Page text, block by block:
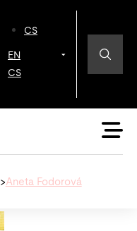
CS
EN
CS
>Aneta Fodorová